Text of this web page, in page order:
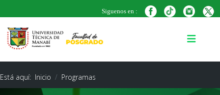
Siguenos en :
Está aquí: Inicio Programas